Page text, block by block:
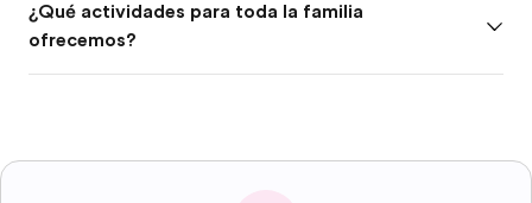
¿Qué actividades para toda la familia
ofrecemos?